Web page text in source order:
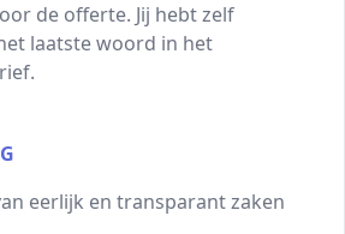
de offerte. Jij hebt zelf
laatste woord in het
eerlijk en transparant zaken